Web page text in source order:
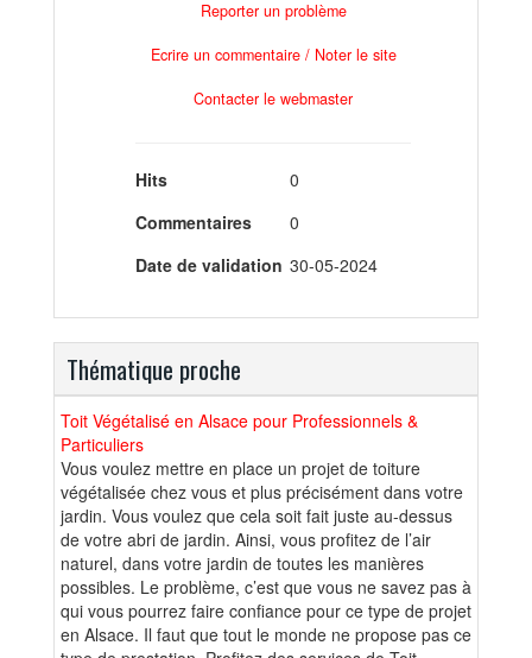
Reporter un problème
Ecrire un commentaire / Noter le site
Contacter le webmaster
Hits
0
Commentaires
0
Date de validation 30-05-2024
Thématique proche
Toit Végétalisé en Alsace pour Professionnels &
Particuliers
Vous voulez mettre en place un projet de toiture
végétalisée chez vous et plus précisément dans votre
jardin. Vous voulez que cela soit fait juste au-dessus
de votre abri de jardin. Ainsi, vous profitez de l’air
naturel, dans votre jardin de toutes les manières
possibles. Le problème, c’est que vous ne savez pas à
qui vous pourrez faire confiance pour ce type de projet
en Alsace. Il faut que tout le monde ne propose pas ce